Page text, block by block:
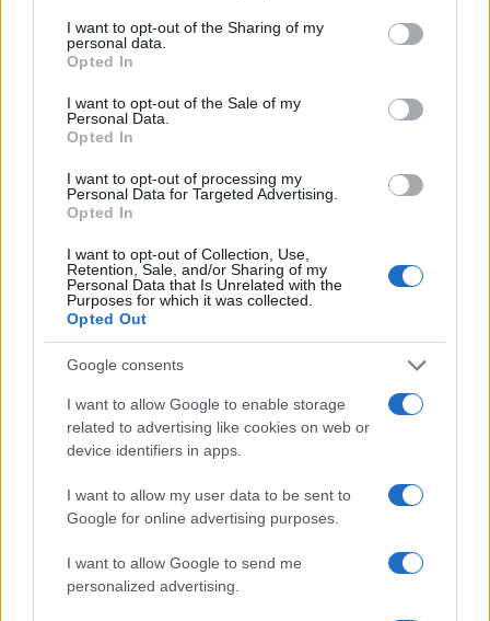
not limited to your visit or usage behaviour. You may click to
grant or deny consent to Google and its third-party tags to
use your data for below specified purposes in below Google
consent section.
I want to opt-out of the Sharing of my
personal data.
Opted In
I want to opt-out of the Sale of my
Personal Data.
Opted In
I want to opt-out of processing my
Personal Data for Targeted Advertising.
Opted In
I want to opt-out of Collection, Use,
Retention, Sale, and/or Sharing of my
Personal Data that Is Unrelated with the
Purposes for which it was collected.
Opted Out
Google consents
I want to allow Google to enable storage
related to advertising like cookies on web or
device identifiers in apps.
I want to allow my user data to be sent to
Google for online advertising purposes.
I want to allow Google to send me
personalized advertising.
Plan de comidas semanal con recetas rápidas y
económicas
Diego Romero · 5 Ago 2026
Lucía Fernández · 4 Ago 2026